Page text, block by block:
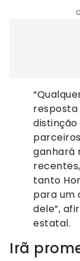
resposta
distinção
ganhará
tanto
para um
dele”,
estatal.
Irã